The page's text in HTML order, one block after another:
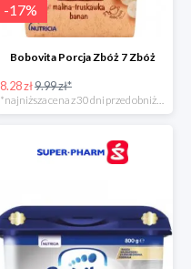
-17%
Bobovita Porcja Zbóż 7 Zbóż
8.28 zł9.99 zł*